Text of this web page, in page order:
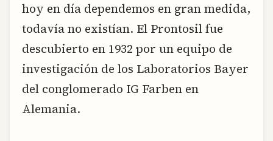
hoy en día dependemos en gran medida,
todavía no existían. El Prontosil fue
descubierto en 1932 por un equipo de
investigación de los Laboratorios Bayer
del conglomerado IG Farben en
Alemania.